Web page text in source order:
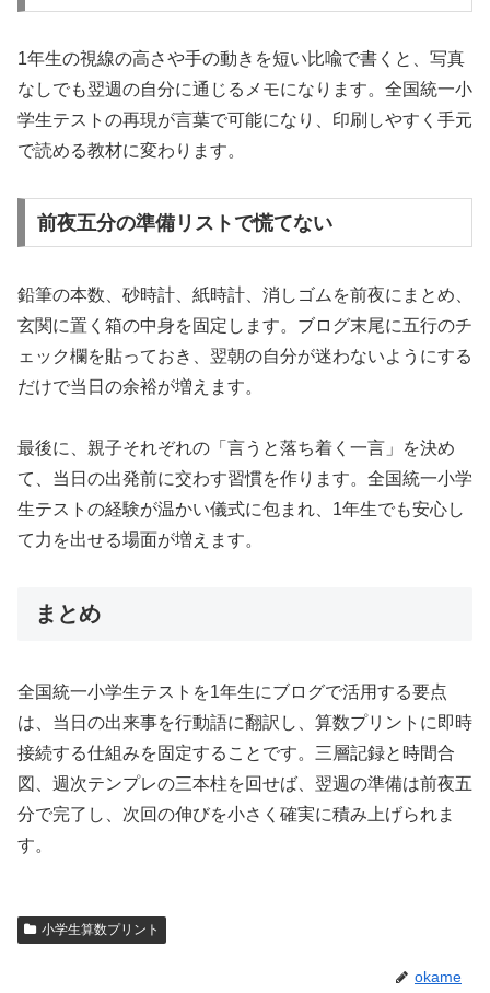
1年生の視線の高さや手の動きを短い比喩で書くと、写真
なしでも翌週の自分に通じるメモになります。全国統一小
学生テストの再現が言葉で可能になり、印刷しやすく手元
で読める教材に変わります。
前夜五分の準備リストで慌てない
鉛筆の本数、砂時計、紙時計、消しゴムを前夜にまとめ、
玄関に置く箱の中身を固定します。ブログ末尾に五行のチ
ェック欄を貼っておき、翌朝の自分が迷わないようにする
だけで当日の余裕が増えます。
最後に、親子それぞれの「言うと落ち着く一言」を決め
て、当日の出発前に交わす習慣を作ります。全国統一小学
生テストの経験が温かい儀式に包まれ、1年生でも安心し
て力を出せる場面が増えます。
まとめ
全国統一小学生テストを1年生にブログで活用する要点
は、当日の出来事を行動語に翻訳し、算数プリントに即時
接続する仕組みを固定することです。三層記録と時間合
図、週次テンプレの三本柱を回せば、翌週の準備は前夜五
分で完了し、次回の伸びを小さく確実に積み上げられま
す。
小学生算数プリント
okame